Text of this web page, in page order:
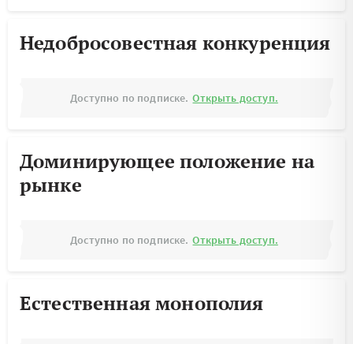
Недобросовестная конкуренция
Доступно по подписке. Открыть доступ.
Доминирующее положение на
рынке
Доступно по подписке. Открыть доступ.
Естественная монополия